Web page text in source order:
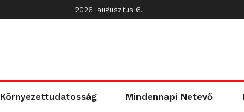
2026. augusztus 6.
Környezettudatosság Mindennapi Netevő